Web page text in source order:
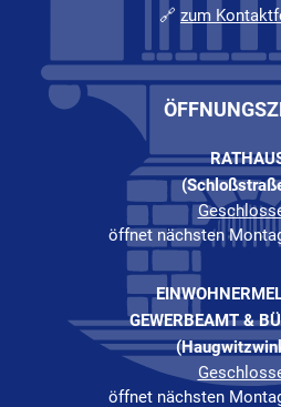
🔗 zum
Klicken, um weitere
öffnet nächsten
GEWERBEAMT &
Klicken, um weitere
öffnet nächsten